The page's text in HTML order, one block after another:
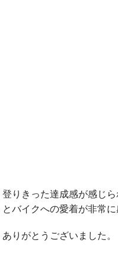
登りきった達成感が感じ
とバイクへの愛着が非常に
ありがとうございました。